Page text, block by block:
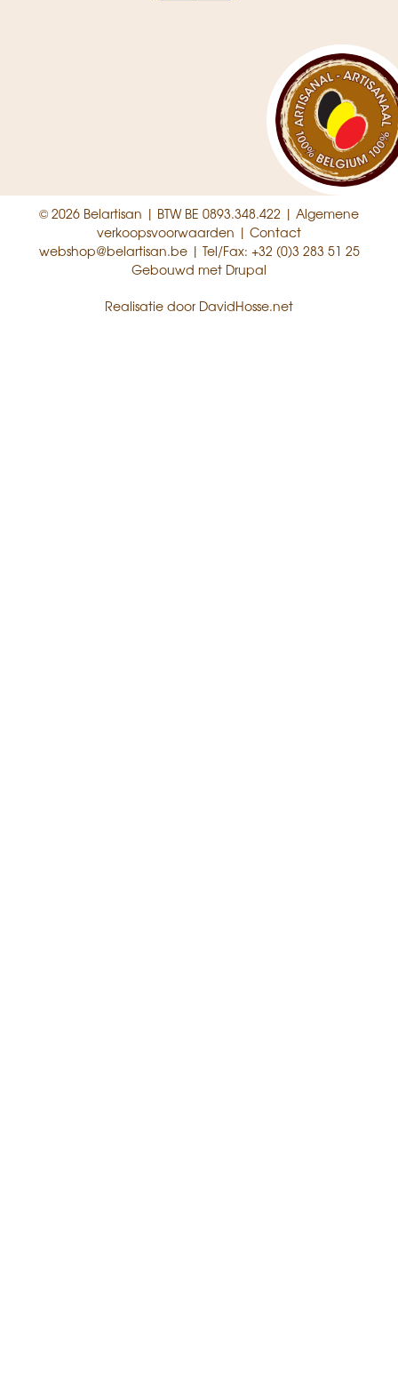
© 2026 Belartisan | BTW BE 0893.348.422 | Algemene
verkoopsvoorwaarden | Contact
webshop@belartisan.be| Tel/Fax: +32 (0)3 283 51 25
Gebouwd met Drupal
Realisatie door DavidHosse.net